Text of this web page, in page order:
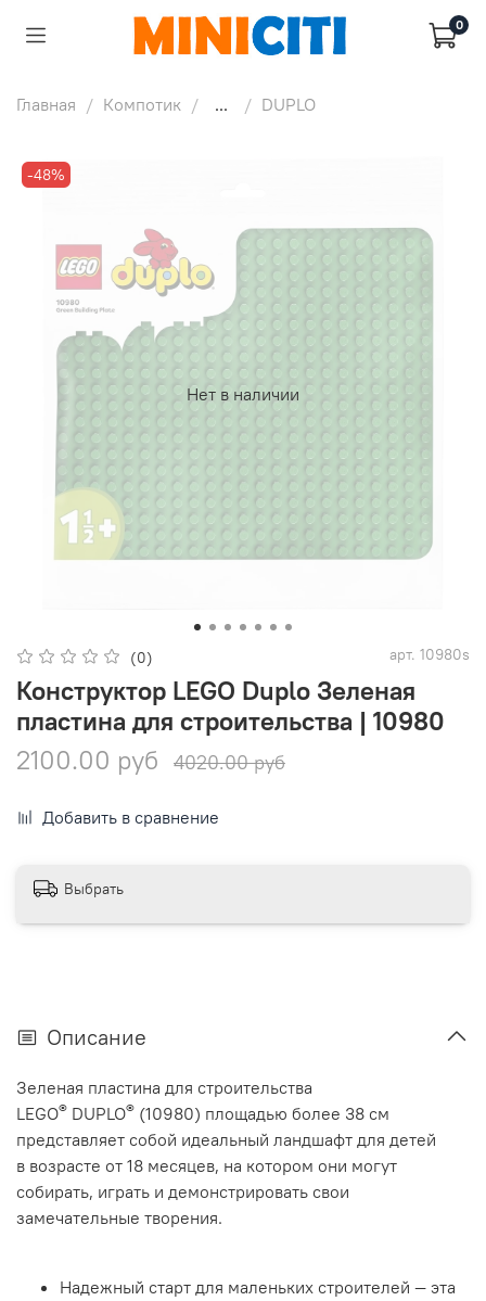
0
Главная Компотик ... DUPLO
Нет в наличии
-48%
(0) арт. 10980s
Конструктор LEGO Duplo Зеленая
пластина для строительства | 10980
2100.00 руб
4020.00 руб
Добавить в сравнение
Выбрать
Описание
Зеленая пластина для строительства
LEGO® DUPLO® (10980) площадью более 38 см
представляет собой идеальный ландшафт для детей
в возрасте от 18 месяцев, на котором они могут
собирать, играть и демонстрировать свои
замечательные творения.
Надежный старт для маленьких строителей — эта